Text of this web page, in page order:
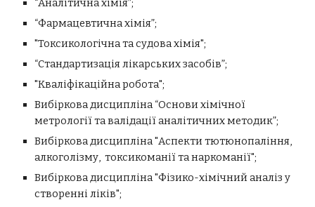
“Аналітична хімія”;
“Фармацевтична хімія”;
"Токсикологічна та судова хімія";
“Стандартизація лікарських засобів”;
"Кваліфікаційна робота";
Вибіркова дисципліна “Основи хімічної
метрології та валідації аналітичних методик”;
Вибіркова дисципліна "Аспекти тютюнопаління,
алкоголізму, токсикоманії танаркоманії";
Вибіркова дисципліна"Фізико-хімічний аналіз у
створенні ліків";